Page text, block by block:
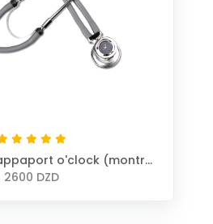
o'clock (montre
intégré)
2600 DZD